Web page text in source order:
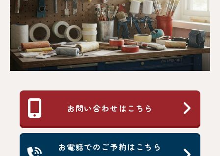
お問い合わせはこちら
お電話でのご予約はこちら